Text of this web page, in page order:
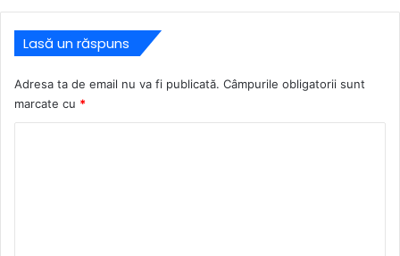
Lasă un răspuns
Adresa ta de email nu va fi publicată. Câmpurile obligatorii sunt
marcate cu *